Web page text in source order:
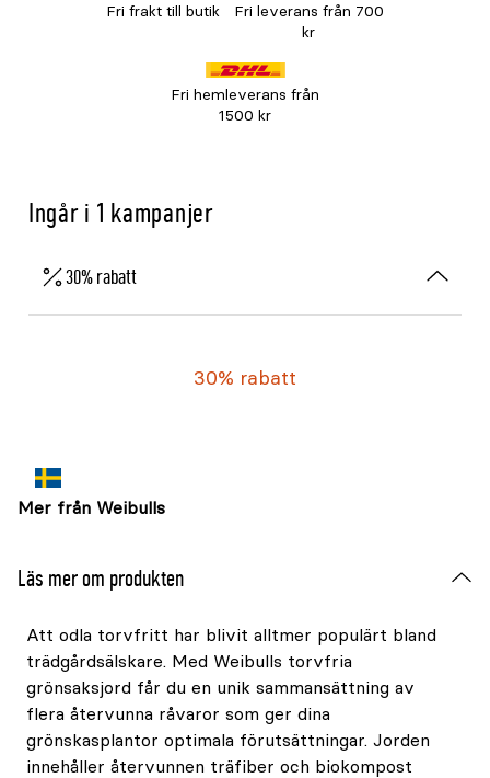
Fri frakt till butik
Fri leverans från 700
kr
Fri hemleverans från
1500 kr
Ingår i 1 kampanjer
30% rabatt
30% rabatt
Mer från Weibulls
Läs mer om produkten
Att odla torvfritt har blivit alltmer populärt bland
trädgårdsälskare. Med Weibulls torvfria
grönsaksjord får du en unik sammansättning av
flera återvunna råvaror som ger dina
grönskasplantor optimala förutsättningar. Jorden
innehåller återvunnen träfiber och biokompost